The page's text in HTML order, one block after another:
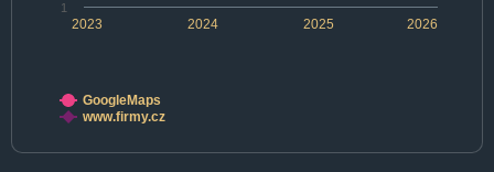
2024 2026
2023 2025
1
GoogleMaps
www.firmy.cz